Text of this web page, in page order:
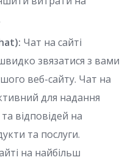
Чат на сайті
звязатися з вами
веб-сайту. Чат на
для надання
відповідей на
та послуги.
на найбільш